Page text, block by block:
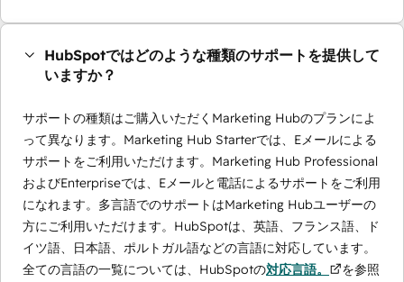
HubSpotではどのような種類のサポートを提供して
いますか？
サポートの種類はご購入いただくMarketing Hubのプランによ
って異なります。Marketing Hub Starterでは、Eメールによる
サポートをご利用いただけます。Marketing Hub Professional
およびEnterpriseでは、Eメールと電話によるサポートをご利用
になれます。多言語でのサポートはMarketing Hubユーザーの
方にご利用いただけます。HubSpotは、英語、フランス語、ド
イツ語、日本語、ポルトガル語などの言語に対応しています。
全ての言語の一覧については、HubSpotの対応言語。
を参照